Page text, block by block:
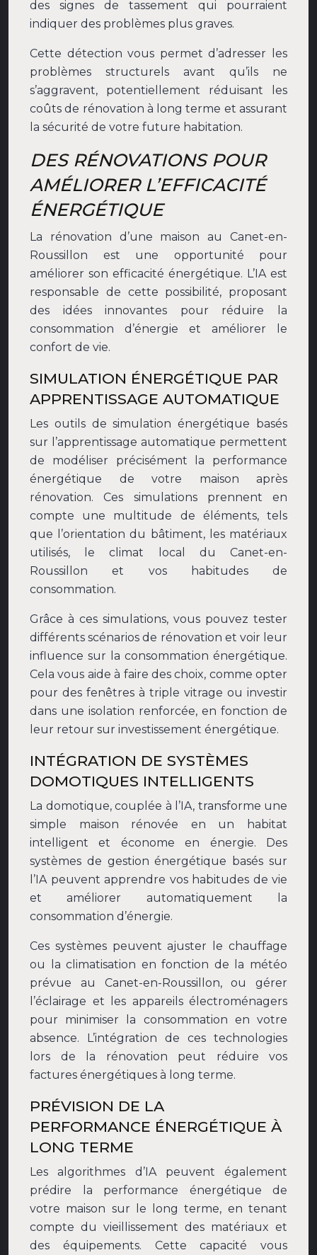
des signes de tassement qui pourraient
indiquer des problèmes plus graves.
Cette détection vous permet d’adresser les
problèmes structurels avant qu’ils ne
s’aggravent, potentiellement réduisant les
coûts de rénovation à long terme et assurant
la sécurité de votre future habitation.
DES RÉNOVATIONS POUR
AMÉLIORER L’EFFICACITÉ
ÉNERGÉTIQUE
La rénovation d’une maison au Canet-en-
Roussillon est une opportunité pour
améliorer son efficacité énergétique. L’IA est
responsable de cette possibilité, proposant
des idées innovantes pour réduire la
consommation d’énergie et améliorer le
confort de vie.
SIMULATION ÉNERGÉTIQUE PAR
APPRENTISSAGE AUTOMATIQUE
Les outils de simulation énergétique basés
sur l’apprentissage automatique permettent
de modéliser précisément la performance
énergétique de votre maison après
rénovation. Ces simulations prennent en
compte une multitude de éléments, tels
que l’orientation du bâtiment, les matériaux
utilisés, le climat local du Canet-en-
Roussillon et vos habitudes de
consommation.
Grâce à ces simulations, vous pouvez tester
différents scénarios de rénovation et voir leur
influence sur la consommation énergétique.
Cela vous aide à faire des choix, comme opter
pour des fenêtres à triple vitrage ou investir
dans une isolation renforcée, en fonction de
leur retour sur investissement énergétique.
INTÉGRATION DE SYSTÈMES
DOMOTIQUES INTELLIGENTS
La domotique, couplée à l’IA, transforme une
simple maison rénovée en un habitat
intelligent et économe en énergie. Des
systèmes de gestion énergétique basés sur
l’IA peuvent apprendre vos habitudes de vie
et améliorer automatiquement la
consommation d’énergie.
Ces systèmes peuvent ajuster le chauffage
ou la climatisation en fonction de la météo
prévue au Canet-en-Roussillon, ou gérer
l’éclairage et les appareils électroménagers
pour minimiser la consommation en votre
absence. L’intégration de ces technologies
lors de la rénovation peut réduire vos
factures énergétiques à long terme.
PRÉVISION DE LA
PERFORMANCE ÉNERGÉTIQUE À
LONG TERME
Les algorithmes d’IA peuvent également
prédire la performance énergétique de
votre maison sur le long terme, en tenant
compte du vieillissement des matériaux et
des équipements. Cette capacité vous